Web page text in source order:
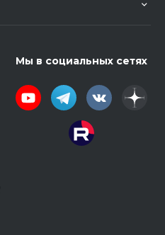
Мы в социальных сетях